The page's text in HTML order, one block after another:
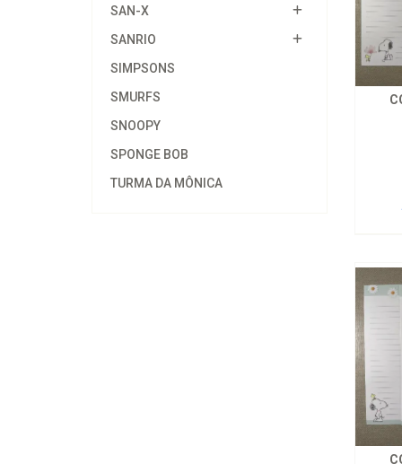
SAN-X
SANRIO
SIMPSONS
SMURFS
SNOOPY
SPONGE BOB
TURMA DA MÔNICA